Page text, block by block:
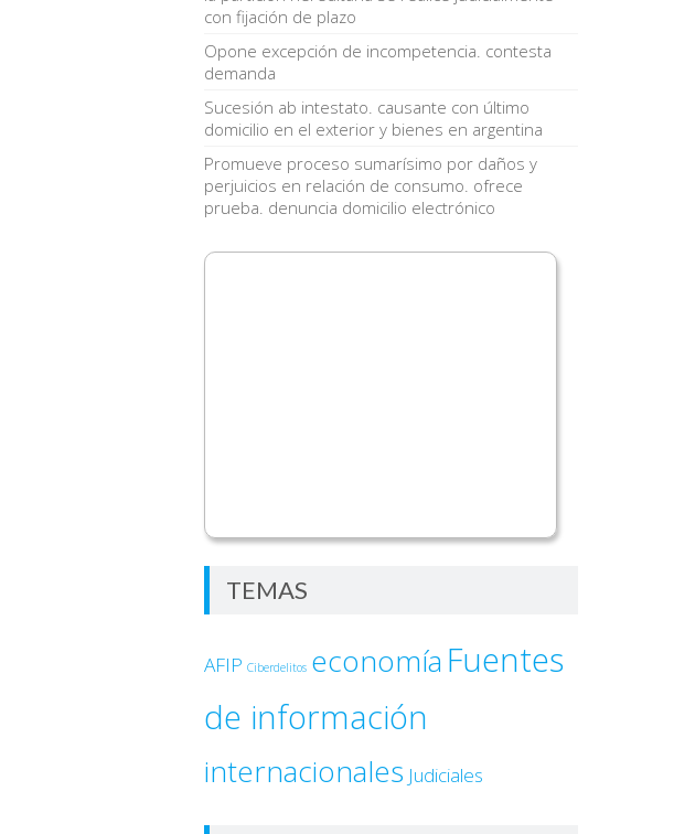
con fijación de plazo
Opone excepción de incompetencia. contesta
demanda
Sucesión ab intestato. causante con último
domicilio en el exterior y bienes en argentina
Promueve proceso sumarísimo por daños y
perjuicios en relación de consumo. ofrece
prueba. denuncia domicilio electrónico
TEMAS
AFIP Ciberdelitos economía Fuentes
de información
internacionales Judiciales